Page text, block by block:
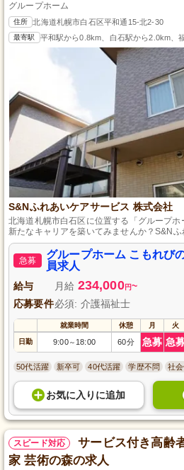
グループホーム
住所 北海道札幌市白石区平和通15-北2-30
最寄駅 平和駅から0.8km、白石駅から2.0km、
S&Nふれあいケアサービス 株式会社
北海道札幌市白石区に位置する「グループ
新たなキャリアを築いてみませんか？S&N
運営するこの施設は、入居者様が安心して
の高いサービスを提供しています。あなた
をリードして最適なケアを推進してくださ
望する方、ご応募をお待ちしています。
急募
グループホーム こもれび
員求人
給与 月給 234,000円~
応募要件必須: 介護福祉士
就業時間 休憩 月 火
日勤 9:00～ 18:00 60分 急募 急
50代活躍 新卒可 40代活躍 学歴不問 社
お気に入り に追加
スピード対応
サービス付き高齢
家 芸術の森の求人